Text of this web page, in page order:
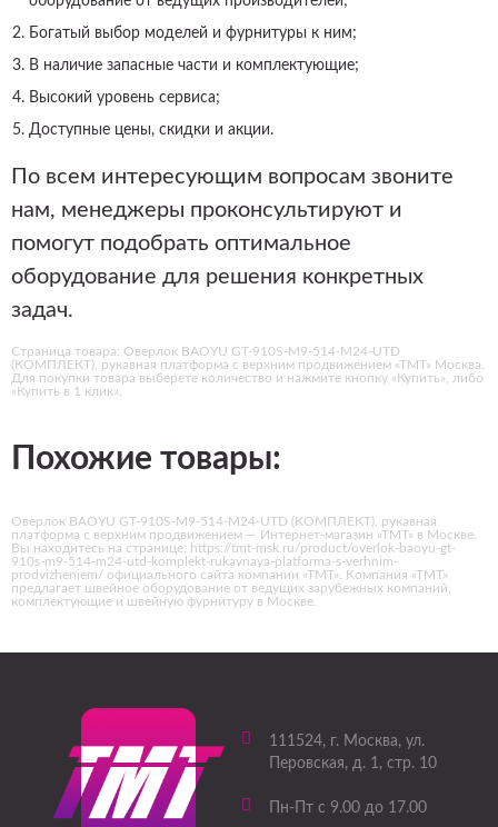
Богатый выбор моделей и фурнитуры к ним;
В наличие запасные части и комплектующие;
Высокий уровень сервиса;
Доступные цены, скидки и акции.
По всем интересующим вопросам звоните
нам, менеджеры проконсультируют и
помогут подобрать оптимальное
оборудование для решения конкретных
задач.
Страница товара: Оверлок BAOYU GT-910S-M9-514-M24-UTD
(КОМПЛЕКТ), рукавная платформа с верхним продвижением «ТМТ» Москва.
Для покупки товара выберете количество и нажмите кнопку «Купить», либо
«Купить в 1 клик».
Похожие товары:
Оверлок BAOYU GT-910S-M9-514-M24-UTD (КОМПЛЕКТ), рукавная
платформа с верхним продвижением — Интернет-магазин «ТМТ» в Москве.
Вы находитесь на странице: https://tmt-msk.ru/product/overlok-baoyu-gt-
910s-m9-514-m24-utd-komplekt-rukavnaya-platforma-s-verhnim-
prodvizheniem/ официального сайта компании «ТМТ». Компания «ТМТ»
предлагает швейное оборудование от ведущих зарубежных компаний,
комплектующие и швейную фурнитуру в Москве.
111524, г. Москва, ул.
Перовская, д. 1, стр. 10
Пн-Пт с 9.00 до 17.00